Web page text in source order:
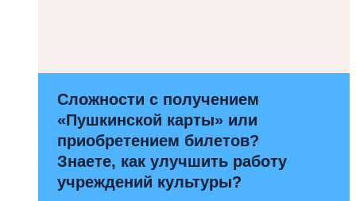
Сложности с получением
«Пушкинской карты» или
приобретением билетов?
Знаете, как улучшить работу
учреждений культуры?